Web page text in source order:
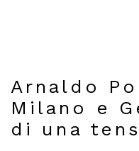
Arnaldo
Milano e
di una